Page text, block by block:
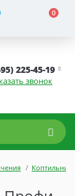
0
225-45-19
звонок
Коптильни